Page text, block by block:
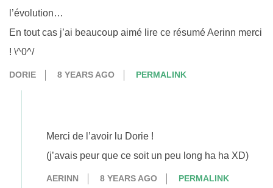
l’évolution…
En tout cas j’ai beaucoup aimé lire ce résumé Aerinn merci
! \^0^/
DORIE 8 YEARS AGO PERMALINK
Merci de l’avoir lu Dorie !
(j’avais peur que ce soit un peu long ha ha XD)
AERINN 8 YEARS AGO PERMALINK